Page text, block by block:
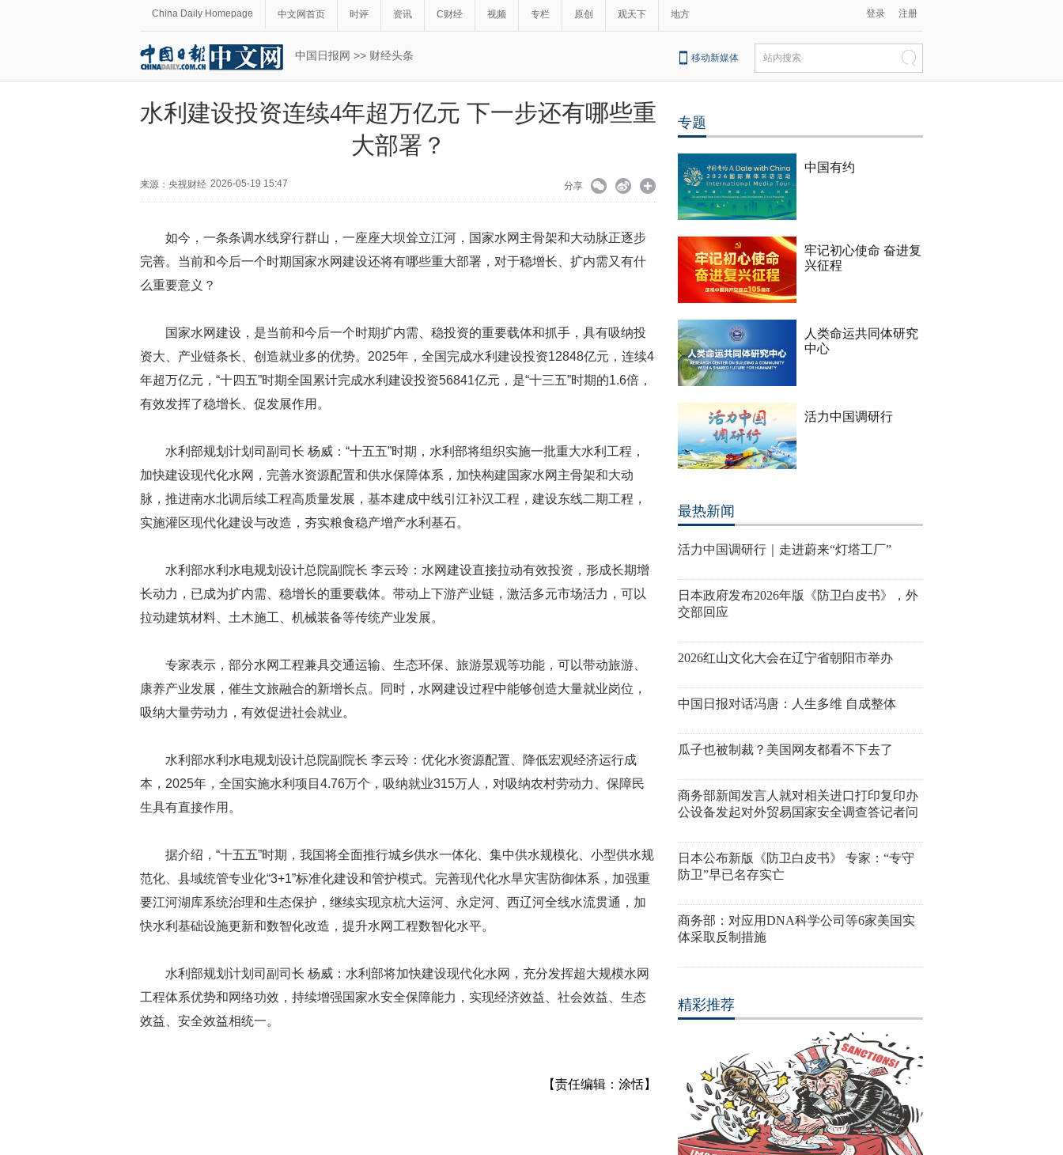
China Daily Homepage 中文网首页 时评 资讯 C财经 视频 专栏 原创 观天下 地方 登录 注册
中国日报网 >> 财经头条 移动新媒体 站内搜索
水利建设投资连续4年超万亿元 下一步还有哪些重
大部署？
来源： 央视财经 2026-05-19 15:47 分享
如今，一条条调水线穿行群山，一座座大坝耸立江河，国家水网主骨架和大动脉正逐步
完善。当前和今后一个时期国家水网建设还将有哪些重大部署，对于稳增长、扩内需又有什
么重要意义？
国家水网建设，是当前和今后一个时期扩内需、稳投资的重要载体和抓手，具有吸纳投
资大、产业链条长、创造就业多的优势。2025年，全国完成水利建设投资12848亿元，连续4
年超万亿元，“十四五”时期全国累计完成水利建设投资56841亿元，是“十三五”时期的1.6倍，
有效发挥了稳增长、促发展作用。
水利部规划计划司副司长 杨威：“十五五”时期，水利部将组织实施一批重大水利工程，
加快建设现代化水网，完善水资源配置和供水保障体系，加快构建国家水网主骨架和大动
脉，推进南水北调后续工程高质量发展，基本建成中线引江补汉工程，建设东线二期工程，
实施灌区现代化建设与改造，夯实粮食稳产增产水利基石。
水利部水利水电规划设计总院副院长 李云玲：水网建设直接拉动有效投资，形成长期增
长动力，已成为扩内需、稳增长的重要载体。带动上下游产业链，激活多元市场活力，可以
拉动建筑材料、土木施工、机械装备等传统产业发展。
专家表示，部分水网工程兼具交通运输、生态环保、旅游景观等功能，可以带动旅游、
康养产业发展，催生文旅融合的新增长点。同时，水网建设过程中能够创造大量就业岗位，
吸纳大量劳动力，有效促进社会就业。
水利部水利水电规划设计总院副院长 李云玲：优化水资源配置、降低宏观经济运行成
本，2025年，全国实施水利项目4.76万个，吸纳就业315万人，对吸纳农村劳动力、保障民
生具有直接作用。
据介绍，“十五五”时期，我国将全面推行城乡供水一体化、集中供水规模化、小型供水规
范化、县域统管专业化“3+1”标准化建设和管护模式。完善现代化水旱灾害防御体系，加强重
要江河湖库系统治理和生态保护，继续实现京杭大运河、永定河、西辽河全线水流贯通，加
快水利基础设施更新和数智化改造，提升水网工程数智化水平。
水利部规划计划司副司长 杨威：水利部将加快建设现代化水网，充分发挥超大规模水网
工程体系优势和网络功效，持续增强国家水安全保障能力，实现经济效益、社会效益、生态
效益、安全效益相统一。
【责任编辑：涂恬】
专题
中国有约
牢记初心使命 奋进复
兴征程
人类命运共同体研究
中心
活力中国调研行
最热新闻
活力中国调研行｜走进蔚来“灯塔工厂”
日本政府发布2026年版《防卫白皮书》，外
交部回应
2026红山文化大会在辽宁省朝阳市举办
中国日报对话冯唐：人生多维 自成整体
瓜子也被制裁？美国网友都看不下去了
商务部新闻发言人就对相关进口打印复印办
公设备发起对外贸易国家安全调查答记者问
日本公布新版《防卫白皮书》 专家：“专守
防卫”早已名存实亡
商务部：对应用DNA科学公司等6家美国实
体采取反制措施
精彩推荐